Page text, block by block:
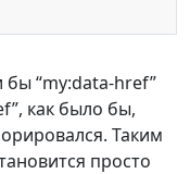
бы “my:data-href”
как было бы,
Таким
просто